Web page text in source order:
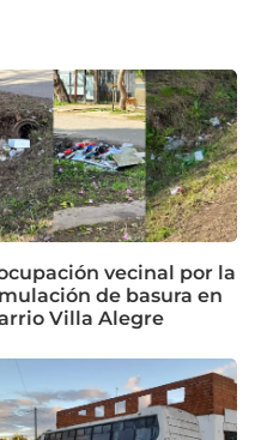
vecinal por la
de basura en
Villa Alegre